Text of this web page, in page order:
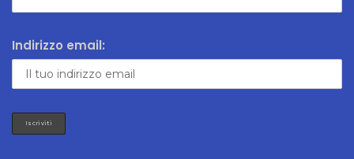
Indirizzo email: